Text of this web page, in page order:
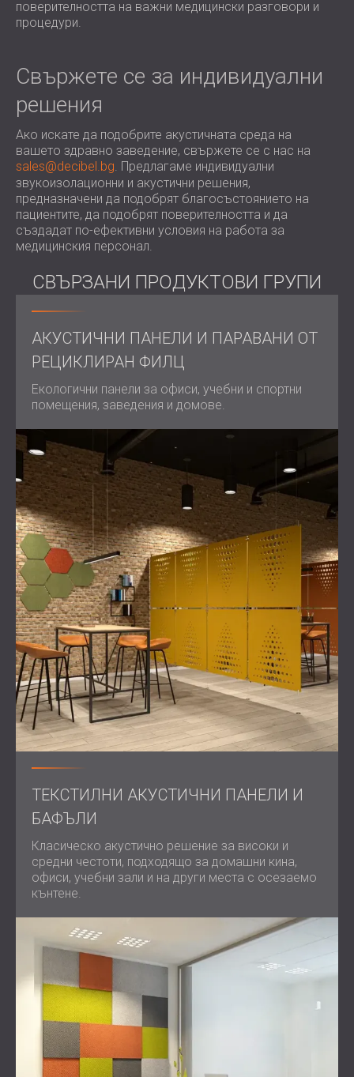
поверителността на важни медицински разговори и
процедури.
Свържете се за индивидуални
решения
Ако искате да подобрите акустичната среда на
вашето здравно заведение, свържете се с нас на
sales@decibel.bg. Предлагаме индивидуални
звукоизолационни и акустични решения,
предназначени да подобрят благосъстоянието на
пациентите, да подобрят поверителността и да
създадат по-ефективни условия на работа за
медицинския персонал.
СВЪРЗАНИ ПРОДУКТОВИ ГРУПИ
АКУСТИЧНИ ПАНЕЛИ И ПАРАВАНИ ОТ
РЕЦИКЛИРАН ФИЛЦ
Екологични панели за офиси, учебни и спортни
помещения, заведения и домове.
ТЕКСТИЛНИ АКУСТИЧНИ ПАНЕЛИ И
БАФЪЛИ
Класическо акустично решение за високи и
средни честоти, подходящо за домашни кина,
офиси, учебни зали и на други места с осезаемо
кънтене.